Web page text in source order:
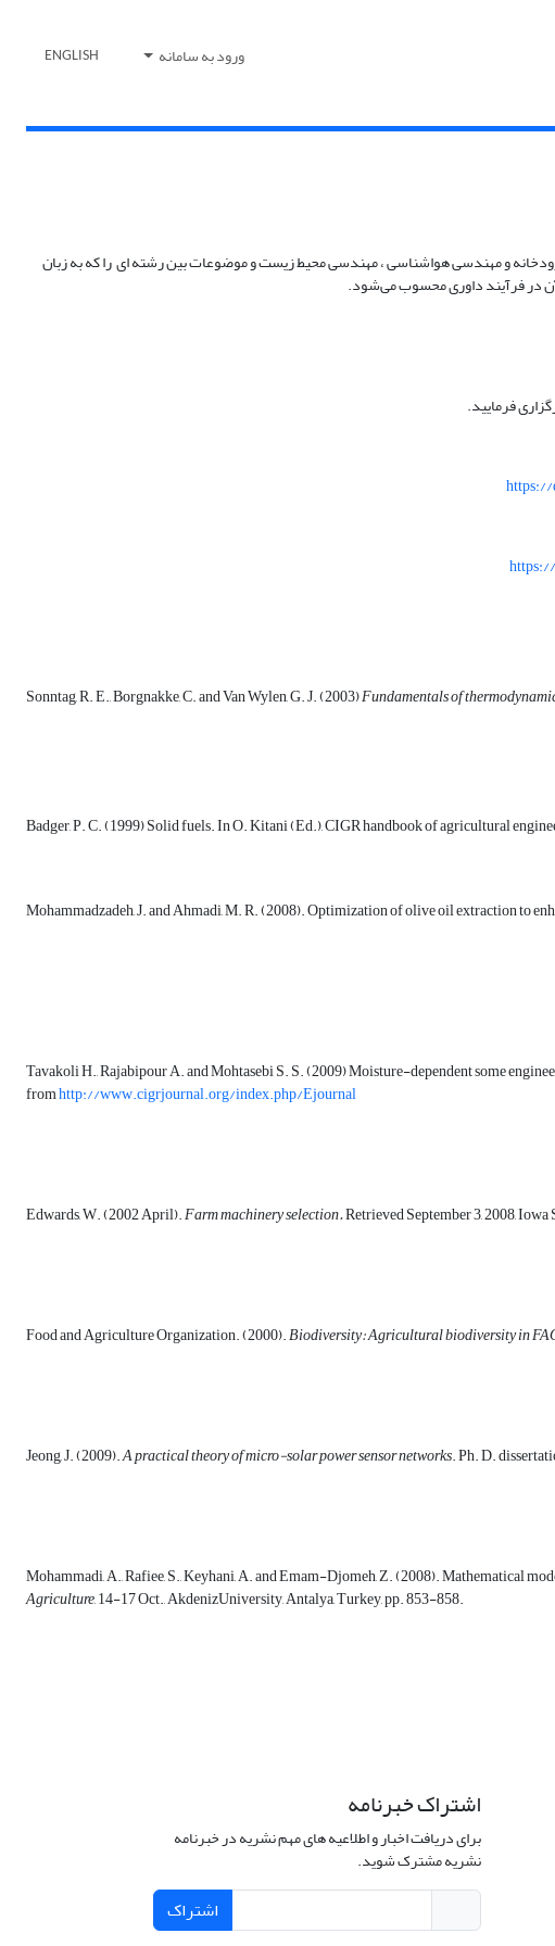
ورود به سامانه ENGLISH
و مهندسی هواشناسی ، مهندسی محیط زیست و موضوعات بین رشته ای را که به زبان
آن در فرآیند داوری محسوب می‌شود.
فرمایید.
https://
Sonntag, R. E., Borgnakke, C. and Van Wylen, G. J. (2003)Fundamentals of
Badger, P. C. (1999) Solid fuels. In O. Kitani (Ed.), CIGR handbook of agricultural
Mohammadzadeh, J. and Ahmadi, M. R. (2008). Optimization of olive oil extraction to
Tavakoli H., Rajabipour A. and Mohtasebi S. S. (2009) Moisture-dependent some
fromhttp://www.cigrjournal.org/index.php/Ejournal
Edwards, W. (2002 April).Farm machinery selection.Retrieved September 3, 2008,
Food and Agriculture Organization. (2000).Biodiversity: Agricultural biodiversity in
Jeong, J. (2009).A practical theory of micro-solar power sensor networks. Ph. D.
Mohammadi, A., Rafiee, S., Keyhani, A. and Emam-Djomeh, Z. (2008). Mathematical
Agriculture, 14-17 Oct., AkdenizUniversity, Antalya, Turkey, pp. 853-858.
اشتراک خبرنامه
برای دریافت اخبار و اطلاعیه های مهم نشریه در خبرنامه
نشریه مشترک شوید.
اشتراک